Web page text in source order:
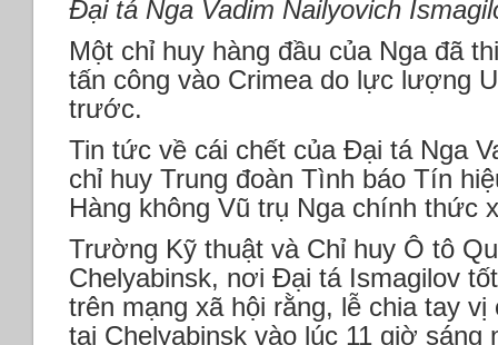
Đại tá Nga Vadim Nailyovich
Một chỉ huy hàng đầu của Nga đã
tấn công vào Crimea do lực lượng
trước.
Tin tức về cái chết của Đại tá Nga
chỉ huy Trung đoàn Tình báo Tín
Hàng không Vũ trụ Nga chính thức
Trường Kỹ thuật và Chỉ huy Ô tô
Chelyabinsk, nơi Đại tá Ismagilov
trên mạng xã hội rằng, lễ chia tay
tại Chelyabinsk vào lúc 11 giờ sáng